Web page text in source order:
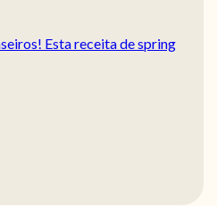
Esta receita de spring